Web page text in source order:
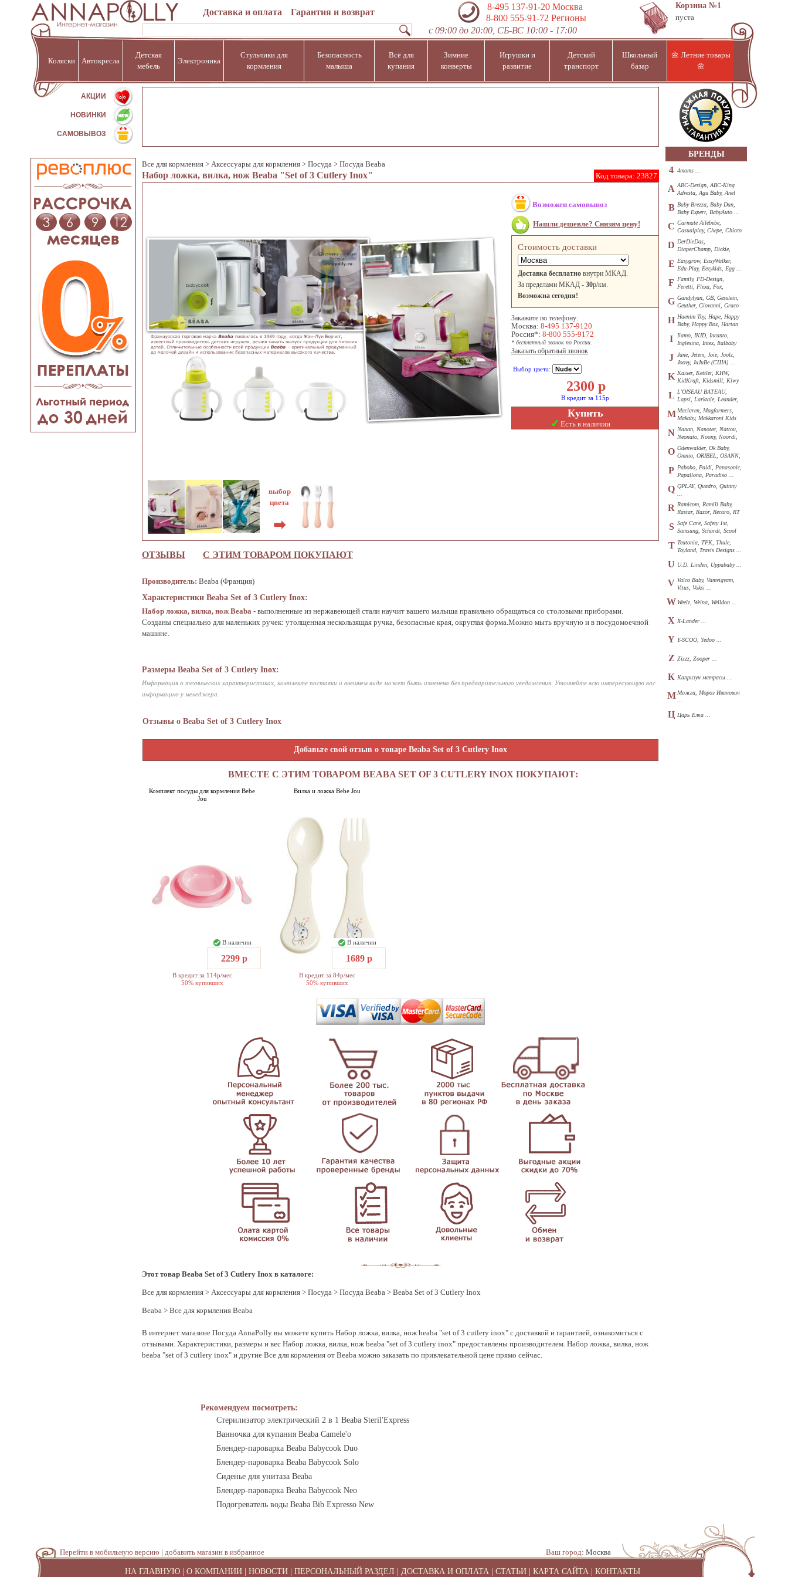
Доставка и оплата Гарантия и возврат
8-495 137-91-20Москва
8-800 555-91-72 Регионы
с 09:00 до 20:00, СБ-ВС 10:00 - 17:00
Корзина №1
пуста
Коляски Автокресла
Детская
мебель
Электроника
Стульчики для
кормления
Безопасность
малыша
Всё для
купания
Зимние
конверты
Игрушки и
развитие
Детский
транспорт
Школьный
базар
🌼 Летние товары
🌼
АКЦИИ %
НОВИНКИ
САМОВЫВОЗ
Все для кормления > Аксессуары для кормления > Посуда > Посуда Beaba
Код товара: 23827
Набор ложка, вилка, нож Beaba "Set of 3 Cutlery Inox"
Возможен самовывоз
Нашли дешевле? Снизим цену!
Стоимость доставки
Доставка бесплатно внутри МКАД.
За пределами МКАД - 30р/км.
Возможна сегодня!
Закажите по телефону:
Москва: 8-495 137-9120
Россия*: 8-800 555-9172
* бесплатный звонок по России.
Заказать обратный звонок
Выбор цвета:
2300 р
В кредит за 115р
Купить
✓ Есть в наличии
выбор
цвета
➡
ОТЗЫВЫ С ЭТИМ ТОВАРОМ ПОКУПАЮТ
Производитель: Beaba (Франция)
Характеристики Beaba Set of 3 Cutlery Inox:
Набор ложка, вилка, нож Beaba - выполненные из нержавеющей стали научит вашего малыша правильно обращаться со столовыми приборами.
Созданы специально для маленьких ручек: утолщенная нескользящая ручка, безопасные края, округлая форма.Можно мыть вручную и в посудомоечной
машине.
Размеры Beaba Set of 3 Cutlery Inox:
Информация о технических характеристиках, комплекте поставки и внешнем виде может быть изменена без предварительного уведомления. Уточняйте всю интересующую вас
информацию у менеджера.
Отзывы о Beaba Set of 3 Cutlery Inox
Добавьте свой отзыв о товаре Beaba Set of 3 Cutlery Inox
ВМЕСТЕ С ЭТИМ ТОВАРОМ BEABA SET OF 3 CUTLERY INOX ПОКУПАЮТ:
Комплект посуды для кормления Bebe
Jou
В наличии
2299 р
В кредит за 114р/мес
50% купивших
Вилка и ложка Bebe Jou
В наличии
1689 р
В кредит за 84р/мес
50% купивших
Этот товар Beaba Set of 3 Cutlery Inox в каталоге:
Все для кормления > Аксессуары для кормления > Посуда > Посуда Beaba > Beaba Set of 3 Cutlery Inox
Beaba > Все для кормления Beaba
В интернет магазине Посуда AnnaPolly вы можете купить Набор ложка, вилка, нож beaba "set of 3 cutlery inox" с доставкой и гарантией, ознакомиться с
отзывами. Характеристики, размеры и вес Набор ложка, вилка, нож beaba "set of 3 cutlery inox" предоставлены производителем. Набор ложка, вилка, нож
beaba "set of 3 cutlery inox" и другие Все для кормления от Beaba можно заказать по привлекательной цене прямо сейчас.
Рекомендуем посмотреть:
Стерилизатор электрический 2 в 1 Beaba Steril'Express
Ванночка для купания Beaba Camele'o
Блендер-пароварка Beaba Babycook Duo
Блендер-пароварка Beaba Babycook Solo
Сиденье для унитаза Beaba
Блендер-пароварка Beaba Babycook Neo
Подогреватель воды Beaba Bib Expresso New
БРЕНДЫ
4 4moms ...
A ABC-Design, ABC-King
Advesta, Agu Baby, Anel
B Baby Brezza, Baby Dan,
Baby Expert, BabyAuto ...
C Carmate Ailebebe,
Casualplay, Chepe, Chicco
D DerDieDas,
DiaperChamp, Dickie,
E Easygrow, EasyWalker,
Edu-Play, Eezykids, Egg ...
F
Family, FD-Design,
Feretti, Flexa, Fox,
G Gandylyan, GB, Gesslein,
Geuther, Giovanni, Graco
H Haenim Toy, Hape, Happy
Baby, Happy Box, Hartan
I
Iiamo, IKID, Incanto,
Inglesina, Intex, Italbaby
J
Jane, Jetem, Joie, Joolz,
Joovy, JuJuBe (США) ...
K Kaiser, Kettler, KHW,
KidKraft, Kidsmill, Kiwy
L L'OISEAU BATEAU,
Lapsi, Larktale, Leander,
M Maclaren, Magformers,
Makaby, Makkaroni Kids
N Nanan, Nanotec, Nattou,
Neonato, Noony, Noordi,
O Odenwalder, Ok Baby,
Omnio, ORIBEL, OSANN,
P Pabobo, Paidi, Panasonic,
Papallona, Paradiso ...
Q QPLAY, Quadro, Quinny
R Ramicom, Ramili Baby,
Rastar, Razor, Recaro, RT
S Safe Care, Safety 1st,
Samsung, Schardt, Scool
T Teutonia, TFK, Thule,
Toyland, Travis Designs ...
U U.D. Linden, Uppababy ...
V Valco Baby, Vamvigvam,
Vitus, Voksi ...
WWeelz, Weina, Welldon ...
X X-Lander ...
Y Y-SCOO, Yedoo ...
Z Zizzz, Zooper ...
К Капризун матрасы ...
М Можга, Мороз Иванович
Ц Царь Елка ...
Перейти в мобильную версию | добавить магазин в избранное Ваш город: Москва
НА ГЛАВНУЮ| О КОМПАНИИ| НОВОСТИ| ПЕРСОНАЛЬНЫЙ РАЗДЕЛ ДОСТАВКА И ОПЛАТА| СТАТЬИ| КАРТА САЙТА| КОНТАКТЫ